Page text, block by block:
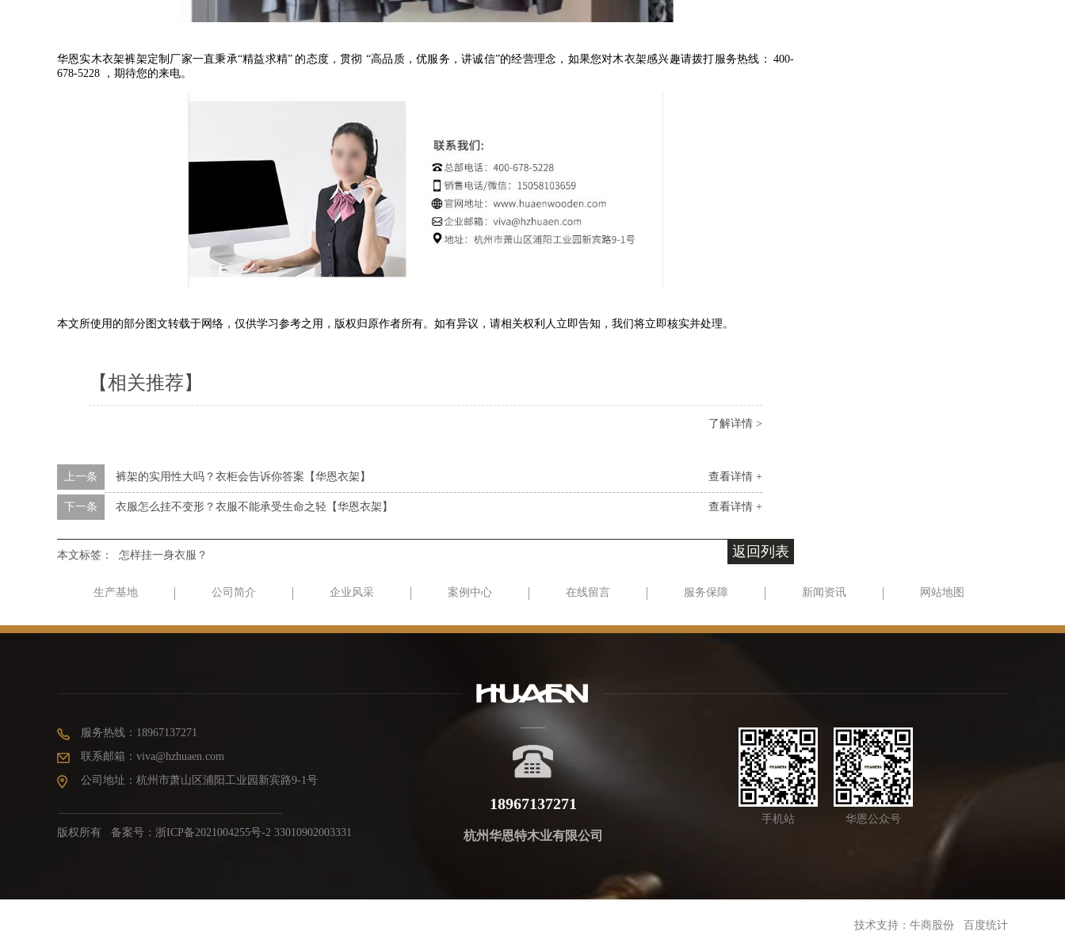
华恩实木衣架裤架定制厂家一直秉承“精益求精” 的态度，贯彻 “高品质，优服务，讲诚信”的经营理念，如果您对木衣架感兴趣请拨打服务热线：
400-
678-5228
，期待您的来电。
本文所使用的部分图文转载于网络，仅供学习参考之用，版权归原作者所有。如有异议，请相关权利人立即告知，我们将立即核实并处理。
【相关推荐】
了解详情 >
查看详情 +
上一条 裤架的实用性大吗？衣柜会告诉你答案【华恩衣架】
查看详情 +
下一条 衣服怎么挂不变形？衣服不能承受生命之轻【华恩衣架】
返回列表
本文标签： 怎样挂一身衣服？
生产基地 公司简介 企业风采 案例中心 在线留言 服务保障 新闻资讯 网站地图
服务热线：18967137271
联系邮箱：viva@hzhuaen.com
公司地址：杭州市萧山区浦阳工业园新宾路9-1号
版权所有 备案号： 浙ICP备2021004255号-2 33010902003331
18967137271
杭州华恩特木业有限公司
手机站 华恩公众号
技术支持：牛商股份 百度统计